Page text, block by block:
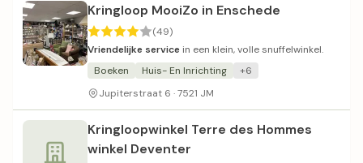
Kringloop MooiZo in Enschede
(49)
Vriendelijke service in een klein, volle snuffelwinkel.
Boeken
Huis- En Inrichting
+6
Jupiterstraat 6 · 7521 JM
Kringloopwinkel Terre des Hommes
winkel Deventer